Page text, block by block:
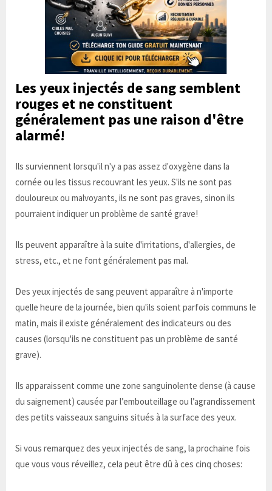
Les yeux injectés de sangsemblent
rouges et ne constituent
généralement pas une raison d'être
alarmé!
Ils surviennent lorsqu'il n'y a pas assez d'oxygène dans la
cornée ou les tissus recouvrant les yeux. S'ils ne sont pas
douloureux ou malvoyants, ils ne sont pas graves, sinon ils
pourraient indiquer un problème de santé grave!
Ils peuvent apparaître à la suite d'irritations, d'allergies, de
stress, etc., et ne font généralement pas mal.
Des yeux injectés de sang peuvent apparaître à n'importe
quelle heure de la journée, bien qu'ils soient parfois communs le
matin, mais il existe généralement des indicateurs ou des
causes (lorsqu'ils ne constituent pas un problème de santé
grave).
Ils apparaissent comme une zone sanguinolente dense (à cause
du saignement) causée par l’embouteillage ou l’agrandissement
des petits vaisseaux sanguins situés à la surface des yeux.
Si vous remarquez des yeux injectés de sang, la prochaine fois
que vous vous réveillez, cela peut être dû à ces cinq choses: